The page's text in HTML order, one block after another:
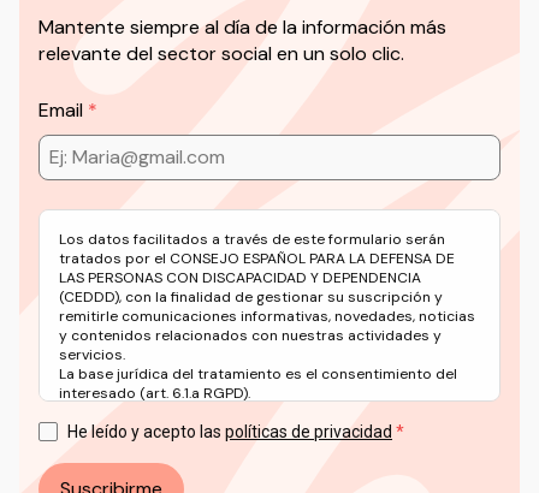
Mantente siempre al día de la información más
relevante del sector social en un solo clic.
Email
Los datos facilitados a través de este formulario serán
tratados por el CONSEJO ESPAÑOL PARA LA DEFENSA DE
LAS PERSONAS CON DISCAPACIDAD Y DEPENDENCIA
(CEDDD), con la finalidad de gestionar su suscripción y
remitirle comunicaciones informativas, novedades, noticias
y contenidos relacionados con nuestras actividades y
servicios.
La base jurídica del tratamiento es el consentimiento del
interesado (art. 6.1.a RGPD).
datos a través del correo electrónico: info@ceddd.org
He leído y acepto las políticas de privacidad